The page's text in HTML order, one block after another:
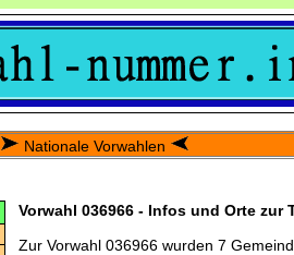
Nationale Vorwahlen
Vorwahl 036966 - Infos und Orte zur
Zur Vorwahl 036966 wurden 7